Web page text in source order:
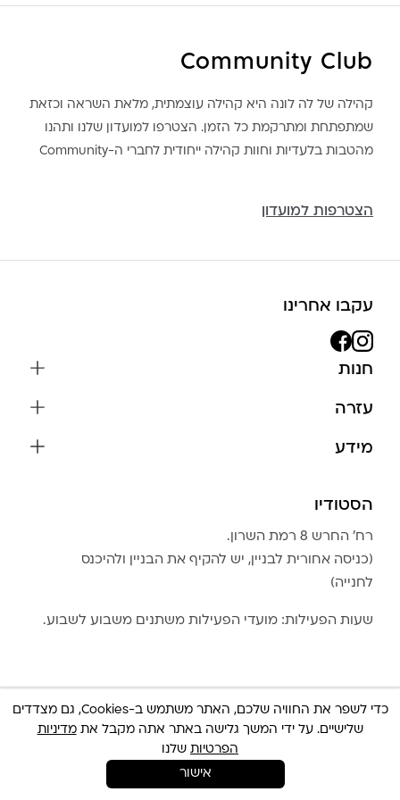
Community Club
קהילה של לה לונה היא קהילה עוצמתית, מלאת השראה וכזאת
שמתפתחת ומתרקמת כל הזמן. הצטרפו למועדון שלנו ותהנו
מהטבות בלעדיות וחוות קהילה ייחודית לחברי ה-Community
הצטרפות למועדון
עקבו אחרינו
חנות
צמידים
בגדים
אביזרים
גברים
LA LUNA HOME
עזרה
צור קשר
מידע
שמירה על התכשיטים
הצהרת נגישות
טבלת מידות טבעות
Community Club
הסטודיו
רח׳ החרש 8 רמת השרון.
(כניסה אחורית לבניין, יש להקיף את הבניין ולהיכנס
לחנייה)
שעות הפעילות: מועדי הפעילות משתנים משבוע לשבוע.
© כל הזכויות שמורות 2025 Built By IWP
כדי לשפר את החוויה שלכם, האתר משתמש ב-Cookies, גם מצדדים
שלישיים. על ידי המשך גלישה באתר אתה מקבל אתמדיניות
הפרטיות שלנו
אישור
צריכה עזרה ?